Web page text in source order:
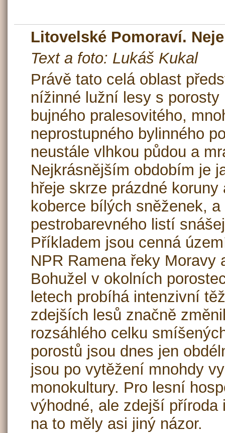
Litovelské Pomoraví.
Text a foto: Lukáš Kukal
Právě tato celá oblast
nížinné lužní lesy s
bujného pralesovitého,
neprostupného bylinného
neustále vlhkou půdou a
Nejkrásnějším obdobím je
hřeje skrze prázdné
koberce bílých sněženek,
pestrobarevného listí
Příkladem jsou cenná
NPR Ramena řeky Moravy
Bohužel v okolních
letech probíhá intenzivní
zdejších lesů značně
rozsáhlého celku
porostů jsou dnes jen
jsou po vytěžení mnohdy
monokultury. Pro lesní
výhodné, ale zdejší příroda
na to měly asi jiný názor.